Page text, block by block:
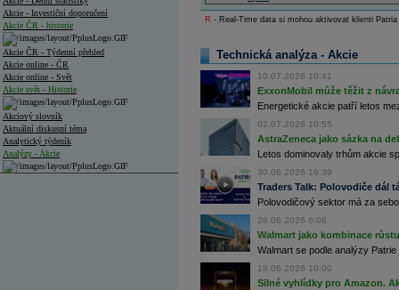
Akcie - Investiční doporučení
Akcie ČR - historie
Akcie ČR - Týdenní přehled
Akcie online - ČR
Akcie online - Svět
Akcie svět - Historie
Akciový slovník
Aktuální diskusní téma
Analytický týdeník
Analýzy - Akcie
R - Real-Time data si mohou aktivovat klienti
Technická analýza - Akcie
10.07.2026 10:41
ExxonMobil může těžit z
Energetické akcie patří letos
02.07.2026 10:55
AstraZeneca jako sázka na
Letos dominovaly trhům akcie
30.06.2026 16:39
Traders Talk: Polovodiče dál
Polovodičový sektor má za
26.06.2026 6:06
Walmart jako kombinace
Walmart se podle analýzy
18.06.2026 10:00
Silné vyhlídky pro Amazon.